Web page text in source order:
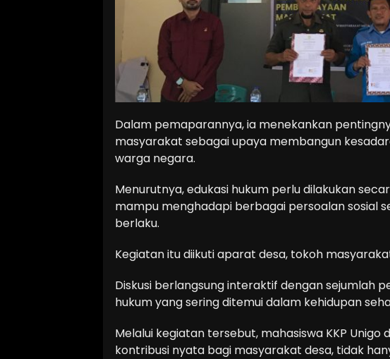
Dalam pemaparannya, ia menekankan
masyarakat sebagai upaya membangun
warga negara.
Menurutnya, edukasi hukum perlu dilakukan
mampu menghadapi berbagai persoalan sosial
berlaku.
Kegiatan itu diikuti aparat desa, tokoh
Diskusi berlangsung interaktif dengan sejumlah
hukum yang sering ditemui dalam kehidupan
Melalui kegiatan tersebut, mahasiswa KKP
kontribusi nyata bagi masyarakat desa, tidak